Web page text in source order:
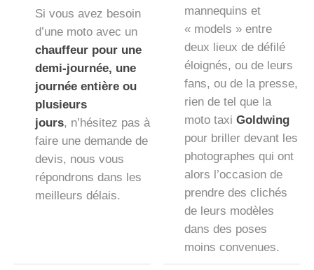
Si vous avez besoin
d’une moto avec un
chauffeur pour une
demi-journée, une
journée entière ou
plusieurs
jours, n’hésitez pas à
faire une demande de
devis, nous vous
répondrons dans les
meilleurs délais.
mannequins et
« models » entre
deux lieux de défilé
éloignés, ou de leurs
fans, ou de la presse,
rien de tel que la
moto taxi Goldwing
pour briller devant les
photographes qui ont
alors l’occasion de
prendre des clichés
de leurs modèles
dans des poses
moins convenues.